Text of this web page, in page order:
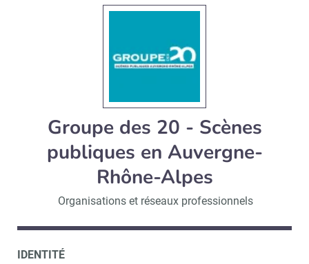
Groupe des 20 - Scènes
publiques en Auvergne-
Rhône-Alpes
Organisations et réseaux professionnels
IDENTITÉ